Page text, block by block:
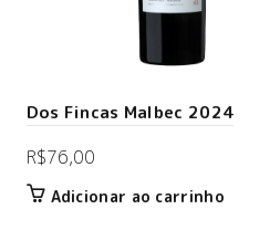
Dos Fincas Malbec 2024
R$76,00
Adicionar ao carrinho